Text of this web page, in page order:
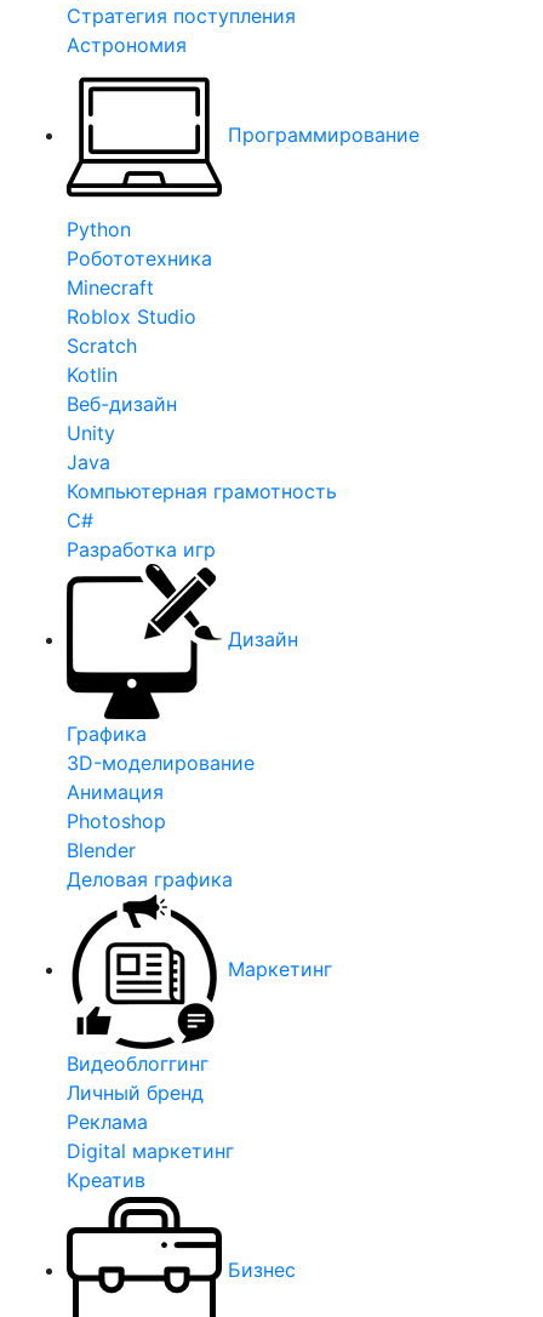
Стратегия поступления
Астрономия
Программирование
Python
Робототехника
Minecraft
Roblox Studio
Scratch
Kotlin
Веб-дизайн
Unity
Java
Компьютерная грамотность
C#
Разработка игр
Дизайн
Графика
3D-моделирование
Анимация
Photoshop
Blender
Деловая графика
Маркетинг
Видеоблоггинг
Личный бренд
Реклама
Digital маркетинг
Креатив
Бизнес